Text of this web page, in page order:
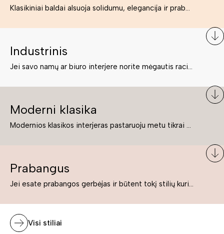
Klasikiniai baldai alsuoja solidumu, elegancija ir prabanga. Paprastai jie būna masyvūs, kuria didybės įspūdį. Neabejotinai jie bus geriausias pasirinkimas estetiškam ir rafinuotam klasikiniam namų interjerui. Kartais klasikiniai baldai traktuojami kaip senoviniai, bet tai ne tiesa – klasika yra stilius, neišsemiama elegancija ir rafinuotumas.
Industrinis
Jei savo namų ar biuro interjere norite mėgautis racionaliai išnaudotomis erdvėmis, funkcionalumu ir esate neabejingi tamsesniam koloritui bei praktiškiems sprendimams, tuomet industrinis stilius bus būtent tai, ko Jums reikia. O industrinio stiliaus baldus išsirinksite mūsų asortimente.
Moderni klasika
Modernios klasikos interjeras pastaruoju metu tikrai yra „ant bangos“. Tie, kurie nenori pernelyg nutolti nuo klasikos, bet drauge žavisi šiuolaikiškais sprendimais, su malonumu savo namuose kuria klasikos ir modernaus interjero tandemą – elegantišką, subtilų ir žavingą.
Prabangus
Jei esate prabangos gerbėjas ir būtent tokį stilių kuriate savo namuose ar biure, tuomet solidūs, prabangūs baldai nepriekaištingai įsilies į Jūsų kuriamą interjerą.
Visi stiliai